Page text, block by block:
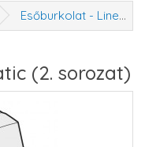
Esőburkolat - LineaMatic (2. sorozat)
(2. sorozat)